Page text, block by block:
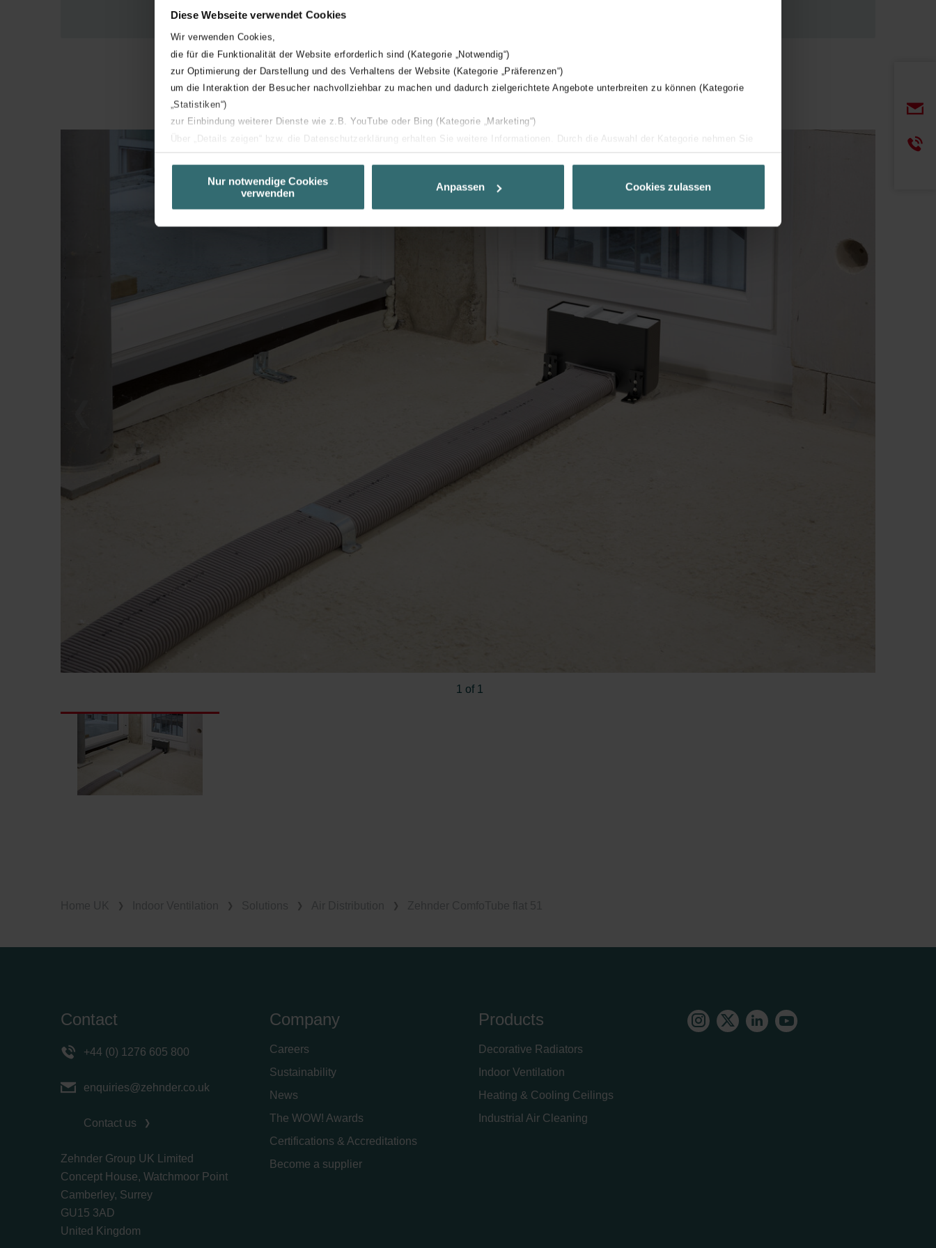
Diese Webseite verwendet Cookies
Wir verwenden Cookies,
die für die Funktionalität der Website erforderlich sind (Kategorie „Notwendig“)
zur Optimierung der Darstellung und des Verhaltens der Website (Kategorie „Präferenzen“)
um die Interaktion der Besucher nachvollziehbar zu machen und dadurch zielgerichtete Angebote unterbreiten zu können (Kategorie
„Statistiken“)
zur Einbindung weiterer Dienste wie z.B. YouTube oder Bing (Kategorie „Marketing“)
Über „Details zeigen“ bzw. die Datenschutzerklärung erhalten Sie weitere Informationen. Durch die Auswahl der Kategorie nehmen Sie
unserer Website verwenden, um Ihnen die bestmögliche Nutzererfahrung zu ermöglichen und Ihnen maßgeschneiderte Informationen
basierend auf Ihren Interessen zur Verfügung zu stellen. Alle Einwilligungen können Sie selbstverständlich über einen Link in der
Datenschutzerklärung widerrufen.
Datenschutzerklärung der Zehnder Group
Zehnder Group AG: Data Privacy
Zehnder Group België nv/sa: Déclarations de confidentialité
Zehnder Group Czech Republic s.r.o.: Zásady ochrany osobních údajů
Zehnder Group France: Protection des données
Zehnder Group Ibérica SAU: Política de privacidad
Zehnder Group Italia S.r.l.: Privacy
Zehnder Group İç Mekan İklimlendirme Sanayi ve Ticaret Limitet Şirketi: Web Sitesi Çerezleri
Nur notwendige Cookies
verwenden
Anpassen Cookies zulassen
1 of 1
Contact
+44 (0) 1276 605 800
enquiries@zehnder.co.uk
Contact us
Zehnder Group UK Limited
Concept House, Watchmoor Point
Camberley, Surrey
GU15 3AD
​​​​​​​United Kingdom
Company
Careers
Sustainability
News
The WOW! Awards
Certifications & Accreditations
Become a supplier
Products
Decorative Radiators
Indoor Ventilation
Heating & Cooling Ceilings
Industrial Air Cleaning